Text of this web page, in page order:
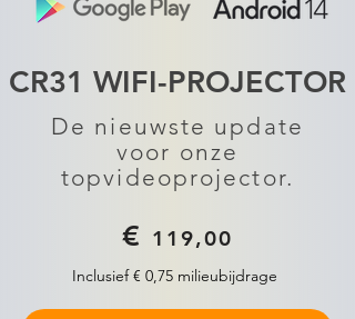
CR31 WIFI-PROJECTOR
De nieuwste update
voor onze
topvideoprojector.
€ 119,00
Inclusief € 0,75 milieubijdrage